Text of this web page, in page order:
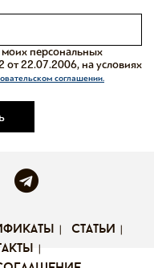
моих персональных
22.07.2006, на условиях
соглашении.
статьи